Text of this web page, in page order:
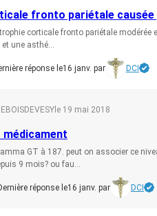
fronto pariétale
corticale fronto pariétale modérée
une asthé...
réponse le16 janv. par DCI
le 19 mai 2018
médicament
GT à 187. peut on associer ce
9 mois? ou fau...
réponse le16 janv. par DCI